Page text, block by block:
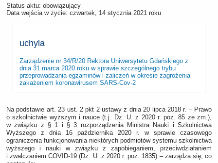
Status aktu: obowiązujący
Data wejścia w życie: czwartek, 14 stycznia 2021 roku
uchyla
Zarządzenie nr 34/R/20 Rektora Uniwersytetu Gdańskiego z
dnia 31 marca 2020 roku w sprawie szczególnego trybu
przeprowadzania egzaminów i zaliczeń w okresie zagrożenia
zakażeniem koronawirusem SARS-Cov-2
Na podstawie art. 23 ust. 2 pkt 2 ustawy z dnia 20 lipca 2018 r. – Prawo
o szkolnictwie wyższym i nauce (t.j. Dz. U. z 2020 r. poz. 85 ze zm.),
w związku z § 1 i § 3 rozporządzenia Ministra Nauki i Szkolnictwa
Wyższego z dnia 16 października 2020 r. w sprawie czasowego
ograniczenia funkcjonowania niektórych podmiotów systemu szkolnictwa
wyższego i nauki w związku z zapobieganiem, przeciwdziałaniem
i zwalczaniem COVID-19 (Dz. U. z 2020 r. poz. 1835) – zarządza się, co